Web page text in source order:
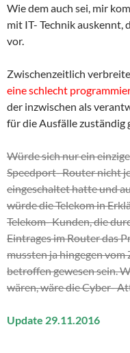
Wie dem auch sei, mir
mit IT- Technik auskennt,
vor.
Zwischenzeitlich
eine schlecht
der inzwischen als
für die Ausfälle zuständig
Würde sich nur ein
Speedport- Router nicht
eingeschaltet hatte und
würde die Telekom in
Telekom- Kunden, die
Eintrages im Router das
mussten ja hingegen
betroffen gewesen sein.
wären, wäre die Cyber-
Update 29.11.2016